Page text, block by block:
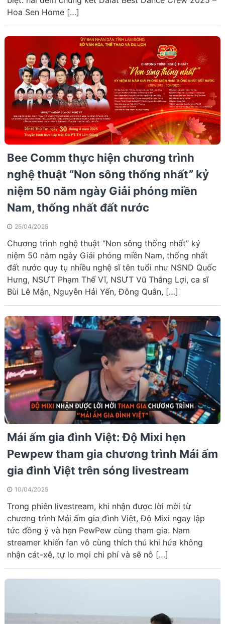
Hoa Sen Home […]
Bee Comm thực hiện chương trình
nghệ thuật “Non sông thống nhất” kỷ
niệm 50 năm ngày Giải phóng miền
Nam, thống nhất đất nước
25/04/2025
Chương trình nghệ thuật “Non sông thống nhất” kỷ
niệm 50 năm ngày Giải phóng miền Nam, thống nhất
đất nước quy tụ nhiều nghệ sĩ tên tuổi như NSND Quốc
Hưng, NSƯT Phạm Thế Vĩ, NSƯT Vũ Thắng Lợi, ca sĩ
Bùi Lê Mận, Nguyễn Hải Yến, Đông Quân, […]
Mái ấm gia đình Việt: Độ Mixi hẹn
Pewpew tham gia chương trình Mái ấm
gia đình Việt trên sóng livestream
10/04/2025
Trong phiên livestream, khi nhận được lời mời từ
chương trình Mái ấm gia đình Việt, Độ Mixi ngay lập
tức đồng ý và hẹn PewPew cùng tham gia. Nam
streamer khiến fan vô cùng thích thú khi hứa không
nhận cát-xê, tự lo mọi chi phí và sẽ nỗ […]